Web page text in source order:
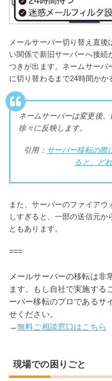
メールサーバー切り替え直
い関係で新旧サーバーへ接続
つきが出ます。ネームサーバ
に切り替わるまで24時間かか
ネームサーバーは変更後
徐々に反映します。
引用： サーバー移転の際
ると、ど
また、サーバーのファイア
しすぎると、一部の送信元か
ともあります。
===
メールサーバーの移転は非
ます。もし自社で実施する
ーバー移転のプロであるサ
せください。
→無料ご相談窓口はこちら
現場での困りごと